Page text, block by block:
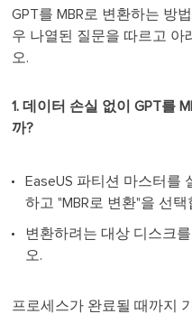
GPT를 MBR로 변환하는 방
우 나열된 질문을 따르고 아
오.
1. 데이터 손실 없이 GPT를
까?
EaseUS 파티션 마스터를
하고 "MBR로 변환"을 선택
변환하려는 대상 디스크
오.
프로세스가 완료될 때까지